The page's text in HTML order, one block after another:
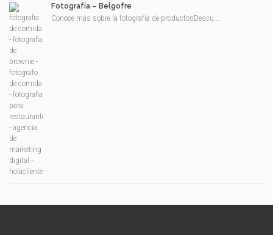
Fotografía – Belgofre
Conoce más sobre la fotografía de productosDescu...